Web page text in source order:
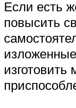
Если есть
повысить
изготовить